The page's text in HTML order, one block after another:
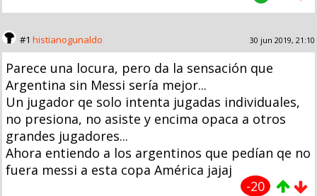
#1 histianogunaldo 30 jun 2019, 21:10
Parece una locura, pero da la sensación que
Argentina sin Messi sería mejor...
Un jugador qe solo intenta jugadas individuales,
no presiona, no asiste y encima opaca a otros
grandes jugadores...
Ahora entiendo a los argentinos que pedían qe no
fuera messi a esta copa América jajaj
-20